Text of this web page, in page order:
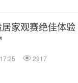
家观赛绝佳体
2917